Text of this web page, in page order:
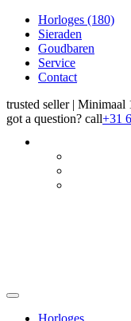
Horloges (180)
Sieraden
Goudbaren
Service
Contact
trusted seller | Minimaal
got a question? call+31
Horloges